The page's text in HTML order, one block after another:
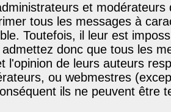
et
tous les messages à
Toutefois, il leur est
admettez donc que tous les
l'opinion de leurs auteurs
ou webmestres
ils ne peuvent être